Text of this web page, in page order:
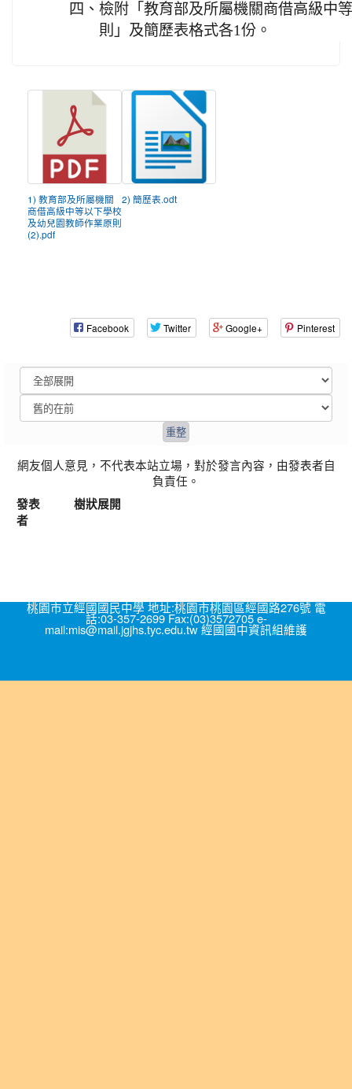
四、 檢附「教育部及所屬機關商借高級中
則」及簡歷表格式各1份。
1) 教育部及所屬機關
商借高級中等以下學校
及幼兒園教師作業原則
(2).pdf
2) 簡歷表.odt
Facebook Twitter Google+ Pinterest
網友個人意見，不代表本站立場，對於發言內容，由發表者自
負責任。
發表
者
樹狀展開
桃園市立經國國民中學 地址:桃園市桃園區經國路276號 電
話:03-357-2699 Fax:(03)3572705 e-
mail:mis@mail.jgjhs.tyc.edu.tw 經國國中資訊組維護